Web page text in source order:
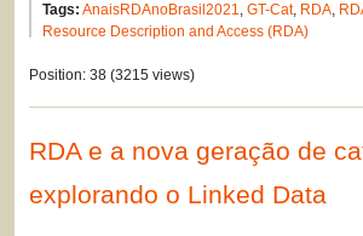
Tags: AnaisRDAnoBrasil2021, GT-Cat, RDA,
Resource Description and Access (RDA)
Position: 38 (3215 views)
RDA e a nova geração de
explorando o Linked Data